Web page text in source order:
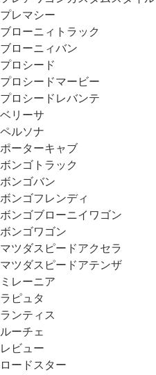
プレマシー
ブローニィトラック
ブローニィバン
プロシード
プロシードマービー
プロシードレバンテ
ベリーサ
ペルソナ
ポーターキャブ
ボンゴトラック
ボンゴバン
ボンゴフレンディ
ボンゴブローニイワゴン
ボンゴワゴン
マツダスピードアクセラ
マツダスピードアテンザ
ミレーニア
ラピュタ
ランティス
ルーチェ
レビュー
ロードスター